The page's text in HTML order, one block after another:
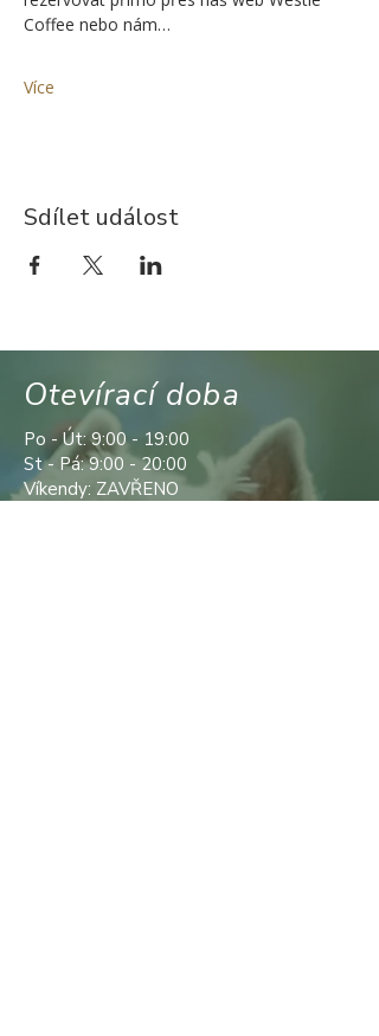
Coffee nebo nám…
Více
Sdílet událost
Otevírací doba
Po - Út: 9:00 - 19:00
St - Pá: 9:00 - 20:00
Víkendy: ZAVŘENO